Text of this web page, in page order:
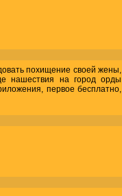
похищение своей жены,
нашествия на город орды
первое бесплатно,